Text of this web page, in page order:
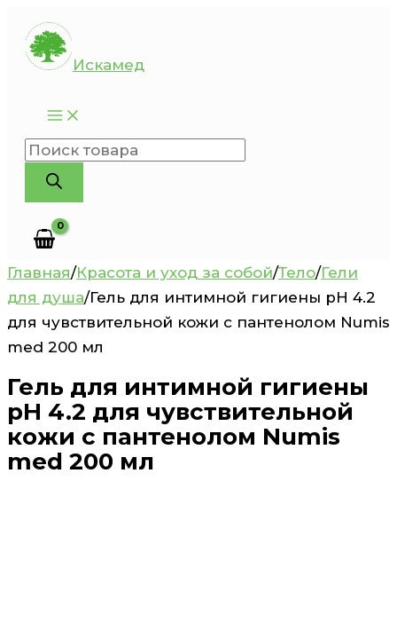
Перейти
содержимому
Искамед
Поиск
товаров
Главная/Красота и уход за собой/Тело/Гели
для душа/Гель для интимной гигиены pH 4.2
для чувствительной кожи с пантенолом Numis
med 200 мл
Гель для интимной гигиены
pH 4.2 для чувствительной
кожи с пантенолом Numis
med 200 мл